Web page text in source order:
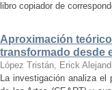
libro copiador de
Aproximación
transformado desde
López Tristán, Erick
La investigación analiza